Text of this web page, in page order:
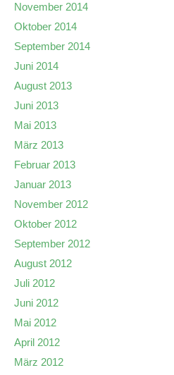
November 2014
Oktober 2014
September 2014
Juni 2014
August 2013
Juni 2013
Mai 2013
März 2013
Februar 2013
Januar 2013
November 2012
Oktober 2012
September 2012
August 2012
Juli 2012
Juni 2012
Mai 2012
April 2012
März 2012